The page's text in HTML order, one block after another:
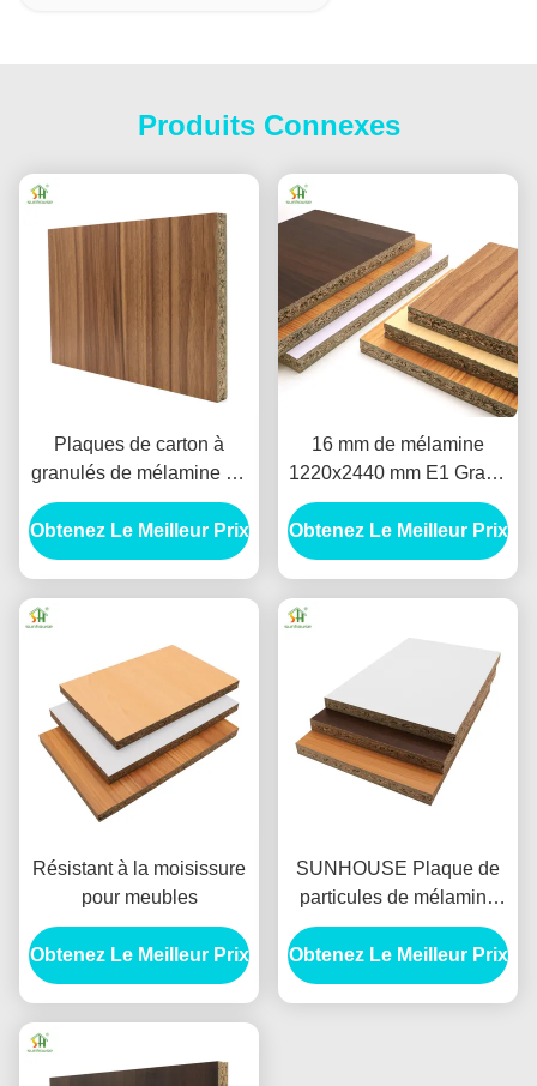
Produits Connexes
Plaques de carton à
granulés de mélamine de
haute densité de qualité
supérieure 1220x2440
mm pour meubles
Obtenez Le Meilleur Prix
16 mm de mélamine
1220x2440 mm E1 Grade
Pour la rénovation de
logements locatifs
Obtenez Le Meilleur Prix
Résistant à la moisissure
pour meubles
Obtenez Le Meilleur Prix
SUNHOUSE Plaque de
particules de mélamine
1220X2440mm 15mm
18mm Pour l'intérieur des
meubles
Obtenez Le Meilleur Prix